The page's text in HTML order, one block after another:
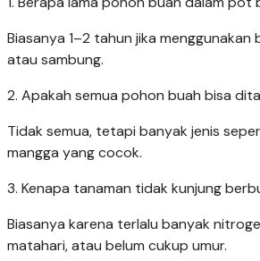
Biasanya 1–2 tahun jika menggunakan
atau sambung.
2. Apakah semua pohon buah bisa
Tidak semua, tetapi banyak jenis
mangga yang cocok.
3. Kenapa tanaman tidak kunjung
Biasanya karena terlalu banyak
matahari, atau belum cukup umur.